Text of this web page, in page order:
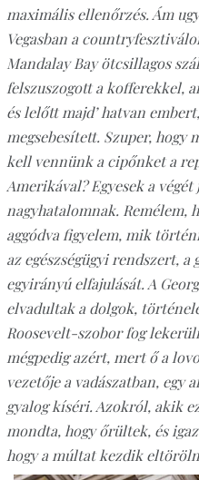
maximális ellenőrzés. Ám
Vegasban a
Mandalay Bay ötcsillagos
felszuszogott a kofferekkel,
és lelőtt majd’ hatvan
megsebesített. Szuper,
kell vennünk a cipőnket a
Amerikával? Egyesek a
nagyhatalomnak. Remélem,
aggódva figyelem, mik
az egészségügyi rendszert,
egyirányú elfajulását. A
elvadultak a dolgok,
Roosevelt-szobor fog
mégpedig azért, mert ő a
vezetője a vadászatban, egy
gyalog kíséri. Azokról, akik
mondta, hogy őrültek, és
hogy a múltat kezdik